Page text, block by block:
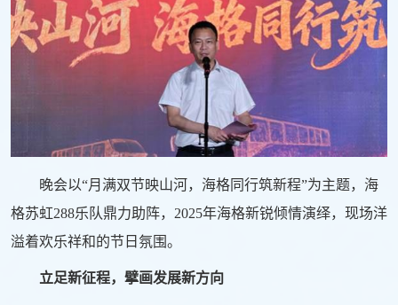
晚会以“月满双节映山河，海格同行筑新程”为主题，海
格苏虹288乐队鼎力助阵，2025年海格新锐倾情演绎，现场洋
溢着欢乐祥和的节日氛围。
立足新征程，擘画发展新方向